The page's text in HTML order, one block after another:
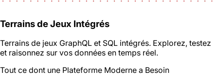
Terrains de Jeux Intégrés
Terrains de jeux GraphQL et SQL intégrés. Explorez, testez
et raisonnez sur vos données en temps réel.
Tout ce dont une Plateforme Moderne a Besoin